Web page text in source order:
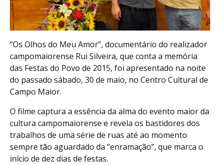
“Os Olhos do Meu Amor”, documentário do realizador
campomaiorense Rui Silveira, que conta a memória
das Festas do Povo de 2015, foi apresentado na noite
do passado sábado, 30 de maio, no Centro Cultural de
Campo Maior.
O filme captura a essência da alma do evento maior da
cultura campomaiorense e revela os bastidores dos
trabalhos de uma série de ruas até ao momento
sempre tão aguardado da “enramação”, que marca o
início de dez dias de festas.